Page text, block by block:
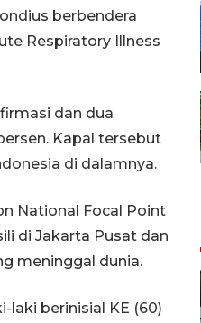
berbendera
Respiratory Illness
dan dua
Kapal tersebut
di dalamnya.
National Focal Point
di Jakarta Pusat dan
meninggal dunia.
laki berinisial KE (60)